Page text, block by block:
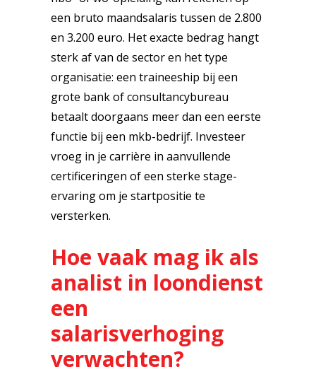
een bruto maandsalaris tussen de 2.800
en 3.200 euro. Het exacte bedrag hangt
sterk af van de sector en het type
organisatie: een traineeship bij een
grote bank of consultancybureau
betaalt doorgaans meer dan een eerste
functie bij een mkb-bedrijf. Investeer
vroeg in je carrière in aanvullende
certificeringen of een sterke stage-
ervaring om je startpositie te
versterken.
Hoe vaak mag ik als
analist in loondienst
een
salarisverhoging
verwachten?